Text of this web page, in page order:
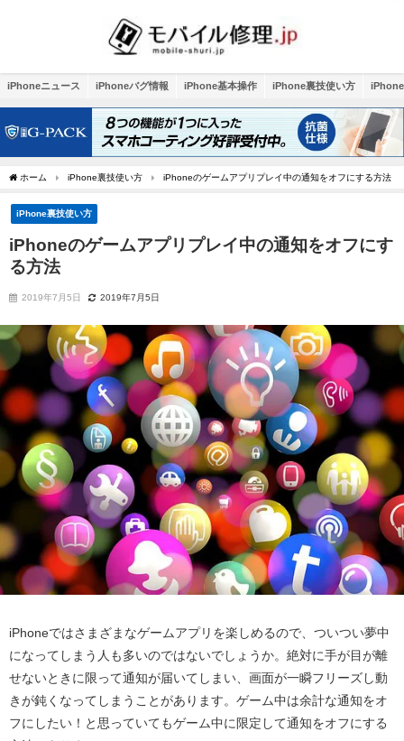
iPhoneニュース iPhoneバグ情報 iPhone基本操作 iPhone裏技使い方
ホーム iPhone裏技使い方 iPhoneのゲームアプリプレイ中の通知をオフにする方法
iPhone裏技使い方
iPhoneのゲームアプリプレイ中の通知をオフにす
る方法
2019年7月5日 2019年7月5日
iPhoneではさまざまなゲームアプリを楽しめるので、ついつい夢中
になってしまう人も多いのではないでしょうか。絶対に手が目が離
せないときに限って通知が届いてしまい、画面が一瞬フリーズし動
きが鈍くなってしまうことがあります。ゲーム中は余計な通知をオ
フにしたい！と思っていてもゲーム中に限定して通知をオフにする